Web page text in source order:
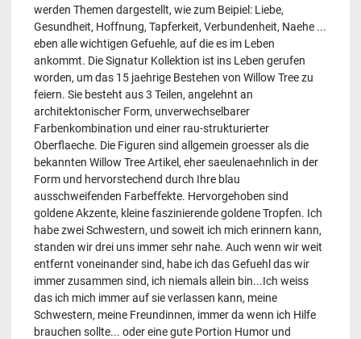
werden Themen dargestellt, wie zum Beipiel: Liebe,
Gesundheit, Hoffnung, Tapferkeit, Verbundenheit, Naehe ...
eben alle wichtigen Gefuehle, auf die es im Leben
ankommt. Die Signatur Kollektion ist ins Leben gerufen
worden, um das 15 jaehrige Bestehen von Willow Tree zu
feiern. Sie besteht aus 3 Teilen, angelehnt an
architektonischer Form, unverwechselbarer
Farbenkombination und einer rau-strukturierter
Oberflaeche. Die Figuren sind allgemein groesser als die
bekannten Willow Tree Artikel, eher saeulenaehnlich in der
Form und hervorstechend durch Ihre blau
ausschweifenden Farbeffekte. Hervorgehoben sind
goldene Akzente, kleine faszinierende goldene Tropfen. Ich
habe zwei Schwestern, und soweit ich mich erinnern kann,
standen wir drei uns immer sehr nahe. Auch wenn wir weit
entfernt voneinander sind, habe ich das Gefuehl das wir
immer zusammen sind, ich niemals allein bin...Ich weiss
das ich mich immer auf sie verlassen kann, meine
Schwestern, meine Freundinnen, immer da wenn ich Hilfe
brauchen sollte... oder eine gute Portion Humor und